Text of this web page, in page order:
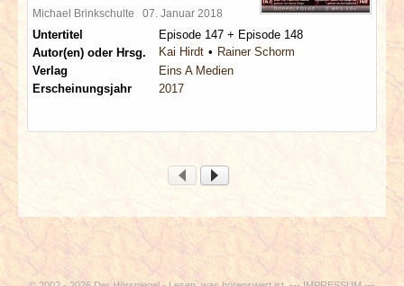
Michael Brinkschulte 07. Januar 2018
Untertitel
Episode 147 + Episode 148
Autor(en) oder Hrsg.
Kai Hirdt
Rainer Schorm
Verlag
Eins A Medien
Erscheinungsjahr
2017